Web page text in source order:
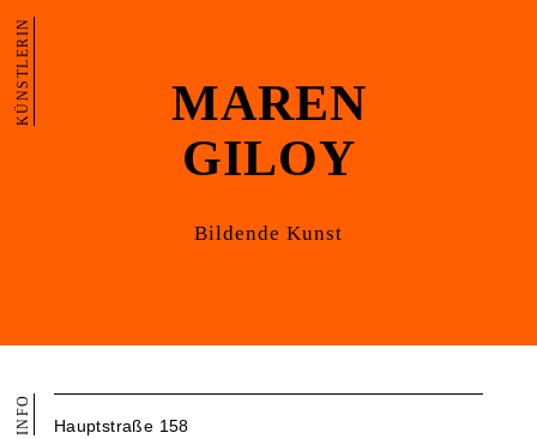
MAREN
GILOY
Bildende Kunst
KÜNSTLERIN
INFO
Hauptstraße 158